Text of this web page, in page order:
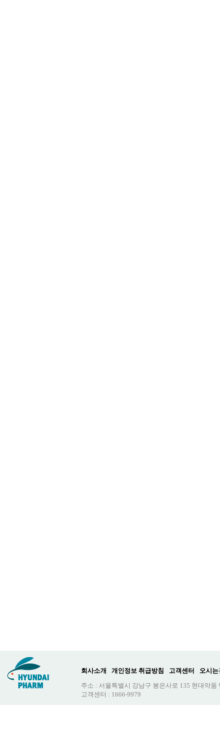
회사소개 개인정보 취급방침 고객센터
오시는
주소 : 서울특별시 강남구 봉은사로 135 현대약품
고객센터 : 1666-9979